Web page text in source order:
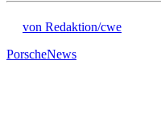
von Redaktion/cwe
PorscheNews